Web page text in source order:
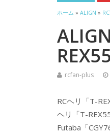
ホーム » ALIGN »
rcfan-plus
RCヘリ「T-
ヘリ「T-
Futaba「